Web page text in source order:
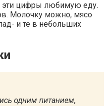
цифры любимую еду.
Молочку можно, мясо
и те в небольших
одним питанием,